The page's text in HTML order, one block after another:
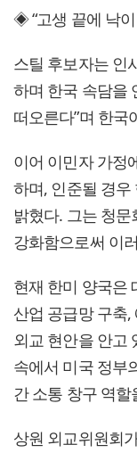
◈ “고생 끝에 낙
스틸 후보자는 인
하며 한국 속담을
떠오른다”며 한국
이어 이민자 가정
하며, 인준될 경
밝혔다. 그는 청
강화함으로써 이
현재 한미 양국은
산업 공급망 구축
외교 현안을 안고
속에서 미국 정부
간 소통 창구 역
상원 외교위원회